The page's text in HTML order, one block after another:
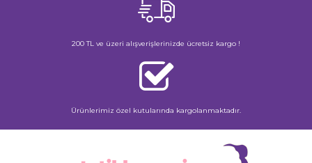
200 TL ve üzeri alışverişlerinizde ücretsiz kargo !
Ürünlerimiz özel kutularında kargolanmaktadır.